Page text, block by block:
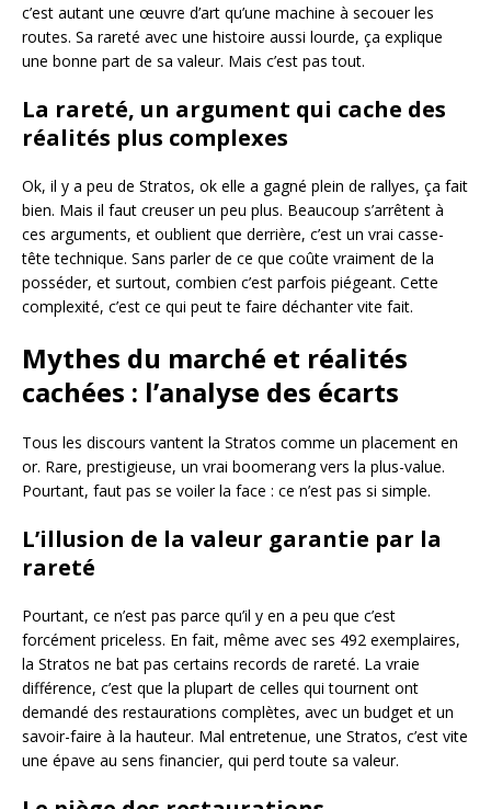
c’est autant une œuvre d’art qu’une machine à secouer les
routes. Sa rareté avec une histoire aussi lourde, ça explique
une bonne part de sa valeur. Mais c’est pas tout.
La rareté, un argument qui cache des
réalités plus complexes
Ok, il y a peu de Stratos, ok elle a gagné plein de rallyes, ça fait
bien. Mais il faut creuser un peu plus. Beaucoup s’arrêtent à
ces arguments, et oublient que derrière, c’est un vrai casse-
tête technique. Sans parler de ce que coûte vraiment de la
posséder, et surtout, combien c’est parfois piégeant. Cette
complexité, c’est ce qui peut te faire déchanter vite fait.
Mythes du marché et réalités
cachées : l’analyse des écarts
Tous les discours vantent la Stratos comme un placement en
or. Rare, prestigieuse, un vrai boomerang vers la plus-value.
Pourtant, faut pas se voiler la face : ce n’est pas si simple.
L’illusion de la valeur garantie par la
rareté
Pourtant, ce n’est pas parce qu’il y en a peu que c’est
forcément priceless. En fait, même avec ses 492 exemplaires,
la Stratos ne bat pas certains records de rareté. La vraie
différence, c’est que la plupart de celles qui tournent ont
demandé des restaurations complètes, avec un budget et un
savoir-faire à la hauteur. Mal entretenue, une Stratos, c’est vite
une épave au sens financier, qui perd toute sa valeur.